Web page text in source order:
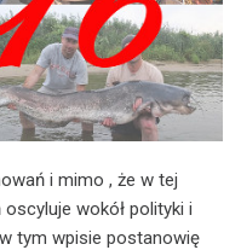
i mimo , że w tej
wokół polityki i
tym wpisie postanowię